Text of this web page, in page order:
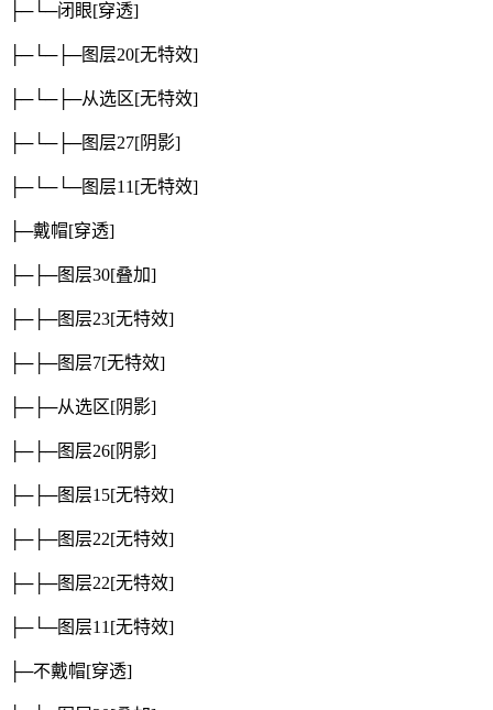
├─└─闭眼[穿透]
├─└─├─图层20[无特效]
├─└─├─从选区 [无特效]
├─└─├─图层27[阴影]
├─└─└─图层11[无特效]
├─戴帽[穿透]
├─├─图层30[叠加]
├─├─图层23[无特效]
├─├─图层7[无特效]
├─├─从选区 [阴影]
├─├─图层26[阴影]
├─├─图层15[无特效]
├─├─图层22[无特效]
├─├─图层22[无特效]
├─└─图层11[无特效]
├─不戴帽[穿透]